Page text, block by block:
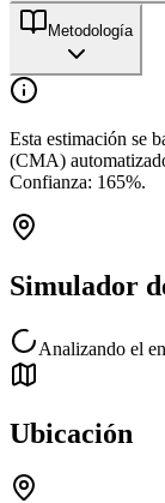
Metodología
Esta estimación se
(CMA)
Confianza: 165%.
Simulador
Analizando el
Ubicación